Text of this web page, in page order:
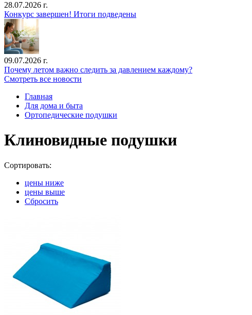
28.07.2026 г.
Конкурс завершен! Итоги подведены
09.07.2026 г.
Почему летом важно следить за давлением каждому?
Смотреть все новости
Главная
Для дома и быта
Ортопедические подушки
Клиновидные подушки
Сортировать:
цены ниже
цены выше
Сбросить